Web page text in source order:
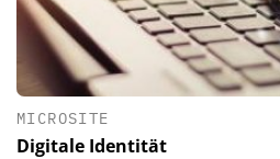
MICROSITE
Digitale Identität